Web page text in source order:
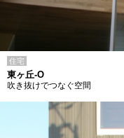
住宅
東ヶ丘-O
吹き抜けでつなぐ空間